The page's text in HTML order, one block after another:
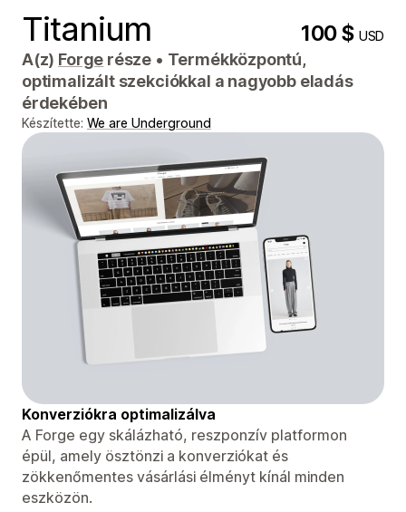
Titanium 100 $USD
A(z) Forge része • Termékközpontú,
optimalizált szekciókkal a nagyobb eladás
érdekében
Készítette: We are Underground
Konverziókra optimalizálva
A Forge egy skálázható, reszponzív platformon
épül, amely ösztönzi a konverziókat és
zökkenőmentes vásárlási élményt kínál minden
eszközön.